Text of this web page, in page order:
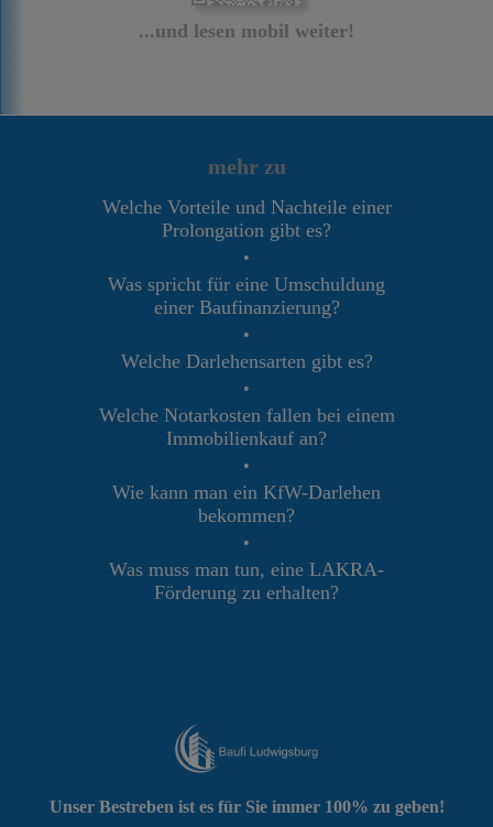
...und lesen mobil weiter!
mehr zu
Welche Vorteile und Nachteile einer
Prolongation gibt es?
•
Was spricht für eine Umschuldung
einer Baufinanzierung?
•
Welche Darlehensarten gibt es?
•
Welche Notarkosten fallen bei einem
Immobilienkauf an?
•
Wie kann man ein KfW-Darlehen
bekommen?
•
Was muss man tun, eine LAKRA-
Förderung zu erhalten?
Unser Bestreben ist es für Sie immer 100% zu geben!